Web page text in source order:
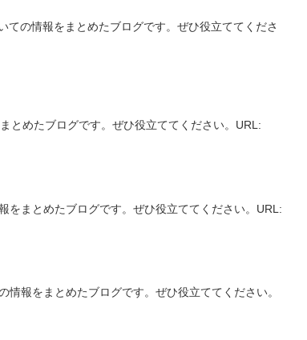
ての情報をまとめたブログです。ぜひ役立ててくださ
とめたブログです。ぜひ役立ててください。URL:
をまとめたブログです。ぜひ役立ててください。URL:
情報をまとめたブログです。ぜひ役立ててください。